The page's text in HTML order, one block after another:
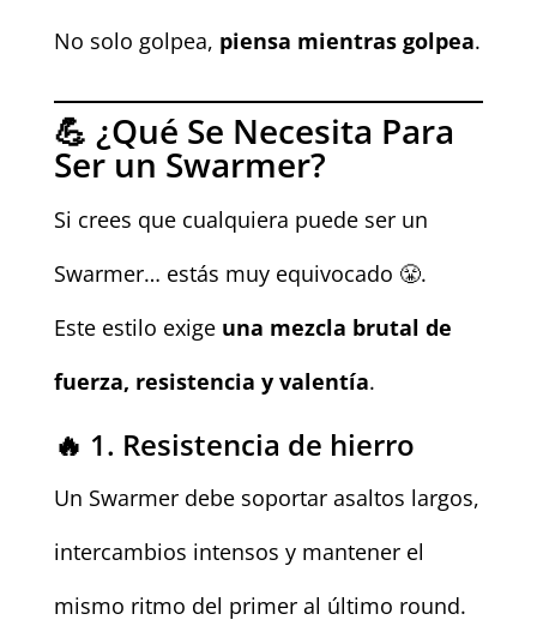
No solo golpea, piensa mientras golpea.
💪 ¿Qué Se Necesita Para
Ser un Swarmer?
Si crees que cualquiera puede ser un
Swarmer… estás muy equivocado 😤.
Este estilo exige una mezcla brutal de
fuerza, resistencia y valentía.
🔥 1. Resistencia de hierro
Un Swarmer debe soportar asaltos largos,
intercambios intensos y mantener el
mismo ritmo del primer al último round.